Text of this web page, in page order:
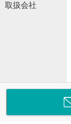
取扱会社